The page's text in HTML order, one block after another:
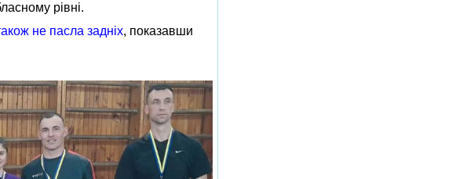
рівні.
не пасла задніх, показавши